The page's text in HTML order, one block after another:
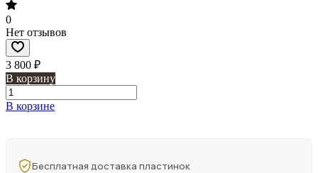
0
Нет отзывов
3 800 ₽
В корзину
В корзине
Бесплатная доставка пластинок